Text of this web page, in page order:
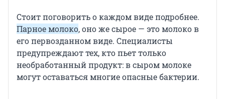
Стоит поговорить о каждом виде подробнее.
Парное молоко, оно же сырое — это молоко в
его первозданном виде. Специалисты
предупреждают тех, кто пьет только
необработанный продукт: в сыром молоке
могут оставаться многие опасные бактерии.